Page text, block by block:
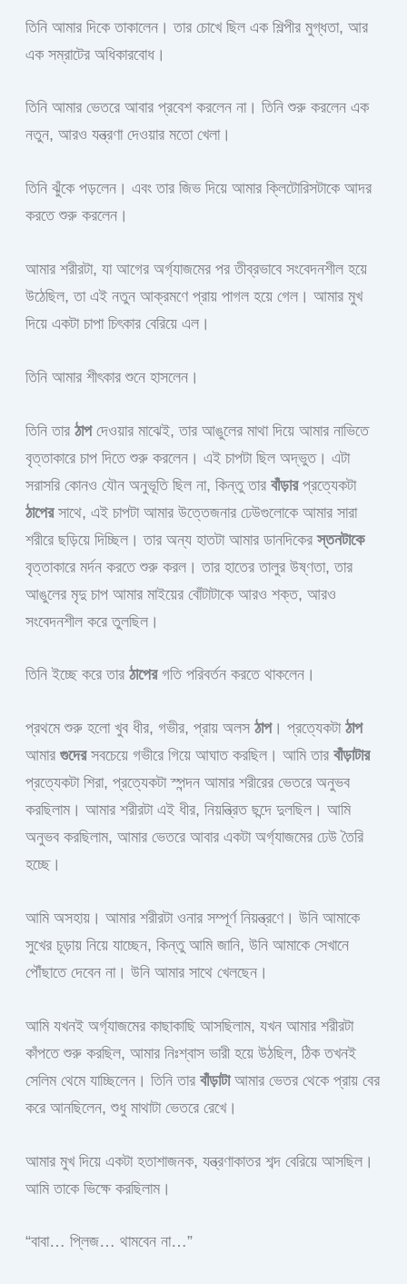
তিনি আমার দিকে তাকালেন। তার চোখে ছিল এক শিল্পীর মুগ্ধতা, আর
এক সম্রাটের অধিকারবোধ।
তিনি আমার ভেতরে আবার প্রবেশ করলেন না। তিনি শুরু করলেন এক
নতুন, আরও যন্ত্রণা দেওয়ার মতো খেলা।
তিনি ঝুঁকে পড়লেন। এবং তার জিভ দিয়ে আমার ক্লিটোরিসটাকে আদর
করতে শুরু করলেন।
আমার শরীরটা, যা আগের অর্গ্যাজমের পর তীব্রভাবে সংবেদনশীল হয়ে
উঠেছিল, তা এই নতুন আক্রমণে প্রায় পাগল হয়ে গেল। আমার মুখ
দিয়ে একটা চাপা চিৎকার বেরিয়ে এল।
তিনি আমার শীৎকার শুনে হাসলেন।
তিনি তার ঠাপদেওয়ার মাঝেই, তার আঙুলের মাথা দিয়ে আমার নাভিতে
বৃত্তাকারে চাপ দিতে শুরু করলেন। এই চাপটা ছিল অদ্ভুত। এটা
সরাসরি কোনও যৌন অনুভূতি ছিল না, কিন্তু তার বাঁড়ারপ্রত্যেকটা
ঠাপেরসাথে, এই চাপটা আমার উত্তেজনার ঢেউগুলোকে আমার সারা
শরীরে ছড়িয়ে দিচ্ছিল। তার অন্য হাতটা আমার ডানদিকেরস্তনটাকে
বৃত্তাকারে মর্দন করতে শুরু করল। তার হাতের তালুর উষ্ণতা, তার
আঙুলের মৃদু চাপ আমার মাইয়ের বোঁটাটাকে আরও শক্ত, আরও
সংবেদনশীল করে তুলছিল।
তিনি ইচ্ছে করে তার ঠাপেরগতি পরিবর্তন করতে থাকলেন।
প্রথমে শুরু হলো খুব ধীর, গভীর, প্রায় অলস ঠাপ। প্রত্যেকটা ঠাপ
আমার গুদেরসবচেয়ে গভীরে গিয়ে আঘাত করছিল। আমি তার বাঁড়াটার
প্রত্যেকটা শিরা, প্রত্যেকটা স্পন্দন আমার শরীরের ভেতরে অনুভব
করছিলাম। আমার শরীরটা এই ধীর, নিয়ন্ত্রিত ছন্দে দুলছিল। আমি
অনুভব করছিলাম, আমার ভেতরে আবার একটা অর্গ্যাজমের ঢেউ তৈরি
হচ্ছে।
আমি অসহায়। আমার শরীরটা ওনার সম্পূর্ণ নিয়ন্ত্রণে। উনি আমাকে
সুখের চূড়ায় নিয়ে যাচ্ছেন, কিন্তু আমি জানি, উনি আমাকে সেখানে
পৌঁছাতে দেবেন না। উনি আমার সাথে খেলছেন।
আমি যখনই অর্গ্যাজমের কাছাকাছি আসছিলাম, যখন আমার শরীরটা
কাঁপতে শুরু করছিল, আমার নিঃশ্বাস ভারী হয়ে উঠছিল, ঠিক তখনই
সেলিম থেমে যাচ্ছিলেন। তিনি তার বাঁড়াটাআমার ভেতর থেকে প্রায় বের
করে আনছিলেন, শুধু মাথাটা ভেতরে রেখে।
আমার মুখ দিয়ে একটা হতাশাজনক, যন্ত্রণাকাতর শব্দ বেরিয়ে আসছিল।
আমি তাকে ভিক্ষে করছিলাম।
“বাবা… প্লিজ… থামবেন না…”